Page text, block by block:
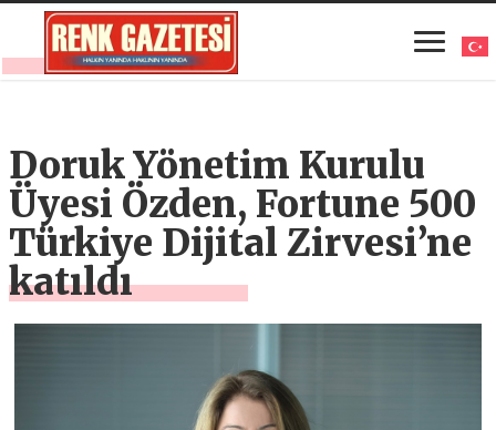
Doruk Yönetim Kurulu
Üyesi Özden, Fortune 500
Türkiye Dijital Zirvesi’ne
katıldı